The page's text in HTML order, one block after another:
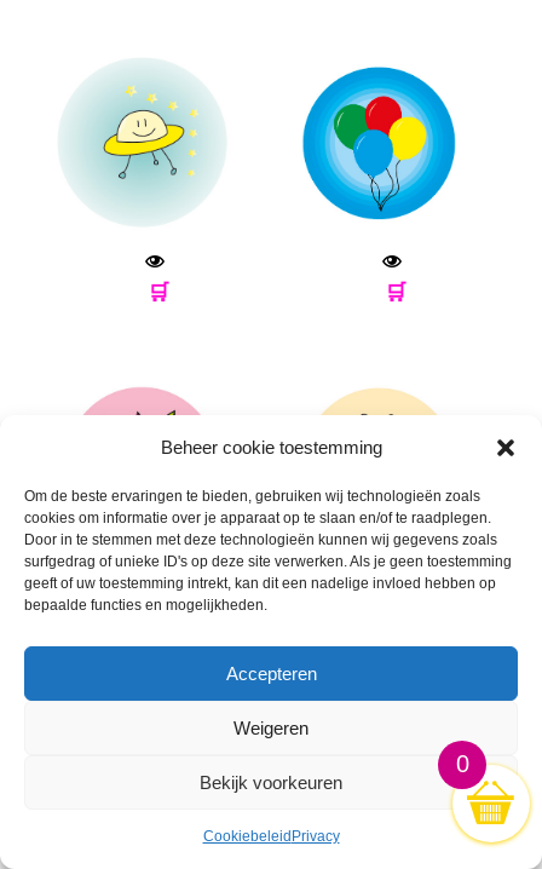
Beheer cookie toestemming
Om de beste ervaringen te bieden, gebruiken wij technologieën zoals
cookies om informatie over je apparaat op te slaan en/of te raadplegen.
Door in te stemmen met deze technologieën kunnen wij gegevens zoals
surfgedrag of unieke ID's op deze site verwerken. Als je geen toestemming
geeft of uw toestemming intrekt, kan dit een nadelige invloed hebben op
bepaalde functies en mogelijkheden.
Accepteren
Weigeren
Bekijk voorkeuren
Cookiebeleid Privacy
🛒 🛒
🛒
0